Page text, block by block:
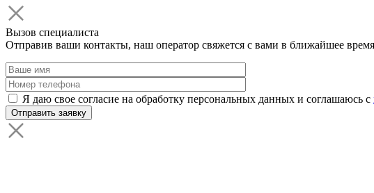
Вызов специалиста
Отправив ваши контакты, наш оператор свяжется с вами в ближайшее
Я даю свое согласие на обработку персональных данных и соглашаюсь с